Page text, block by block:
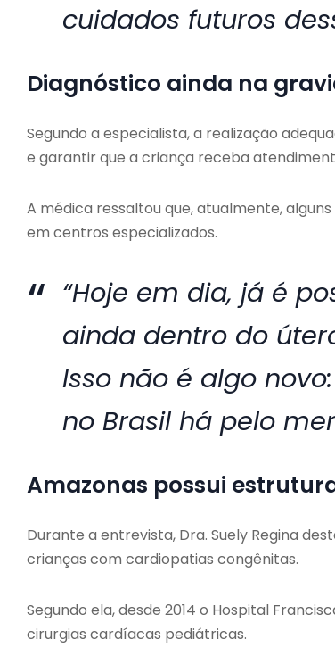
cuidados futuros
Diagnóstico ainda na
Segundo a especialista, a realização
e garantir que a criança receba
A médica ressaltou que, atualmente,
em centros especializados.
“Hoje em dia, já é
ainda dentro do
Isso não é algo
no Brasil há pelo
Amazonas possui
Durante a entrevista, Dra. Suely Regina
crianças com cardiopatias congênitas.
Segundo ela, desde 2014 o Hospital
cirurgias cardíacas pediátricas.